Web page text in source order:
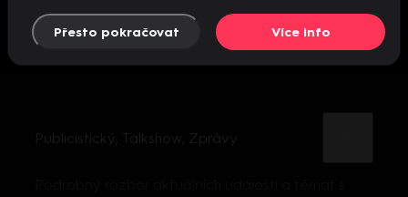
Publicistický Talkshow Zprávy
Přesto pokračovat Více info